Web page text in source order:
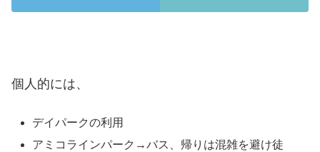
個人的には、
デイパークの利用
アミコラインパーク→バス、帰りは混雑を避け徒